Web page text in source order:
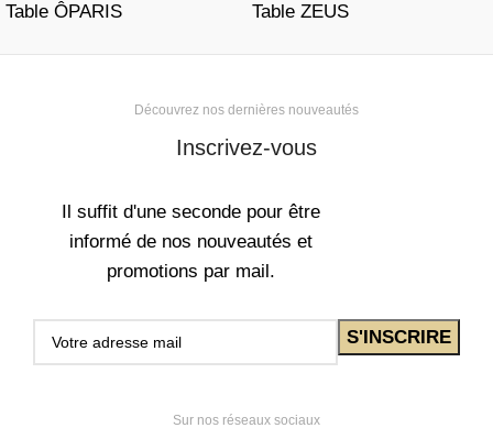
Table ÔPARIS Table ZEUS
Découvrez nos dernières nouveautés
Inscrivez-vous
Il suffit d'une seconde pour être
informé de nos nouveautés et
promotions par mail.
Sur nos réseaux sociaux